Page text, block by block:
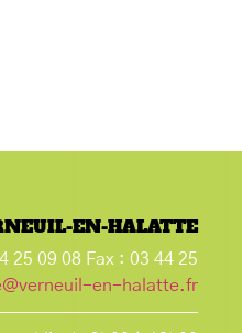
EN-HALATTE
25 09 08 Fax : 03 44 25
en-halatte.fr